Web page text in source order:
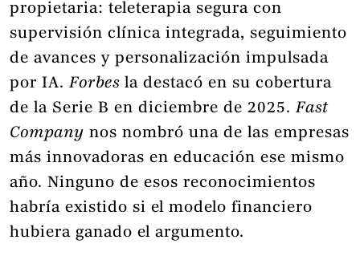
propietaria: teleterapia segura con
supervisión clínica integrada, seguimiento
de avances y personalización impulsada
por IA.Forbes la destacó en su cobertura
de la Serie B en diciembre de 2025.Fast
Company nos nombró una de las empresas
más innovadoras en educación ese mismo
año. Ninguno de esos reconocimientos
habría existido si el modelo financiero
hubiera ganado el argumento.